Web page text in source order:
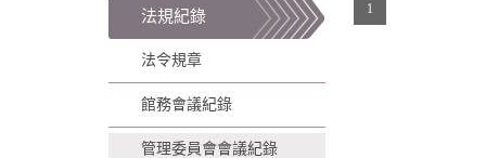
法規紀錄
法令規章
館務會議紀錄
管理委員會會議紀錄
1